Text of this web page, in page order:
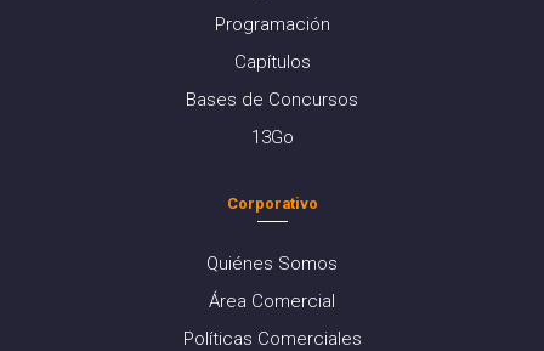
Programación
Capítulos
Bases de Concursos
13Go
Corporativo
Quiénes Somos
Área Comercial
Políticas Comerciales